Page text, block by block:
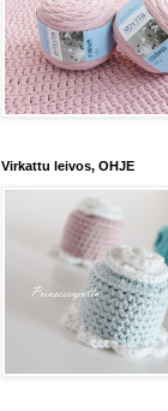
Virkattu leivos, OHJE